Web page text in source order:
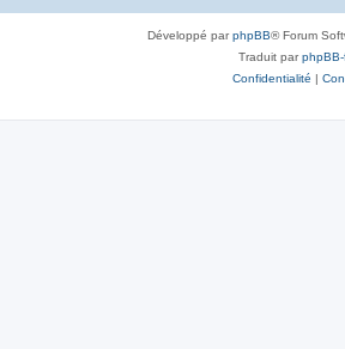
Développé parphpBB® Forum
Traduit parphpBB-
Confidentialité |